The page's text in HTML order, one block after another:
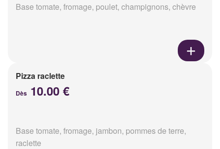
Base tomate, fromage, poulet, champignons, chèvre
Pizza raclette
Dès 10.00 €
Base tomate, fromage, jambon, pommes de terre,
raclette